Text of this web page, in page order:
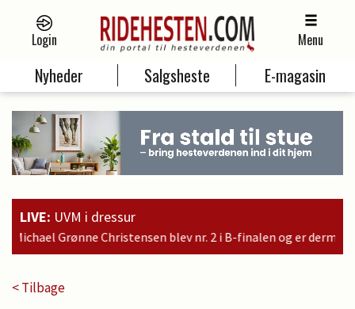
Login Menu
Nyheder Salgsheste E-magasin
LIVE: UVM i dressur
nr. 2 i B-finalen og er dermed kvalificeret til søndagens finale
< Tilbage